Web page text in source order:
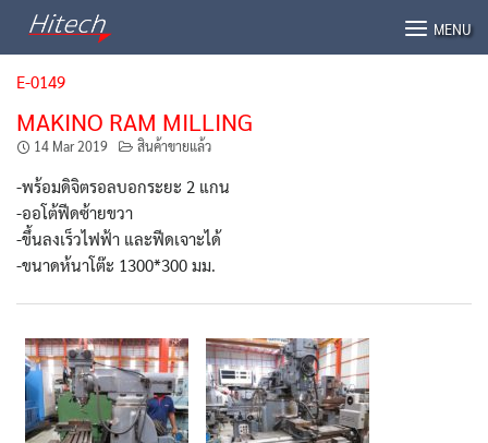
MENU
E-0149
MAKINO RAM MILLING
14 Mar 2019 สินค้าขายแล้ว
-พร้อมดิจิตรอลบอกระยะ 2 แกน
-ออโต้ฟีดซ้ายขวา
-ขึ้นลงเร็วไฟฟ้า และฟีดเจาะได้
-ขนาดห้นาโต๊ะ 1300*300 มม.